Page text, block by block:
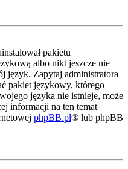
pakietu
albo nikt jeszcze nie
język. Zapytaj administratora
pakiet językowy, którego
języka nie istnieje, może
informacji na ten temat
phpBB.pl® lub phpBB